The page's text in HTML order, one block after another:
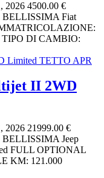
2026 4500.00 €
BELLISSIMA Fiat
DI CAMBIO:
II 2WD
2026 21999.00 €
Jeep
FULL OPTIONAL
KM: 121.000